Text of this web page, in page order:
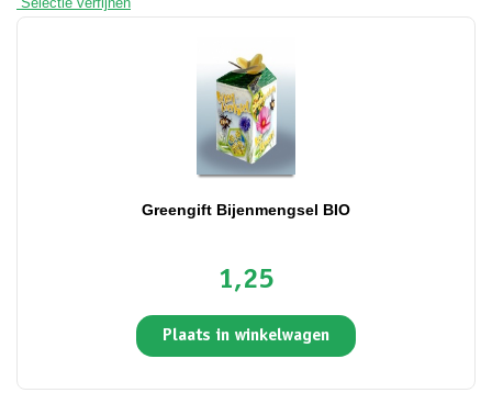
Greengift Bijenmengsel BIO
1,25
Plaats in winkelwagen